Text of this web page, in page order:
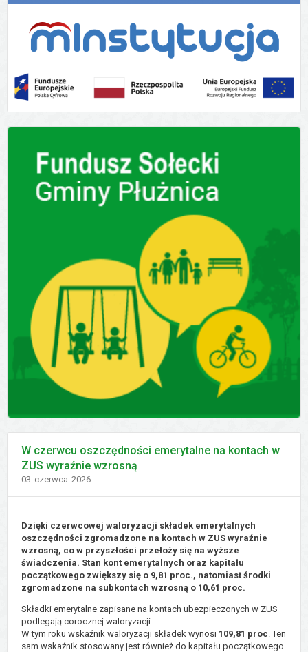
W czerwcu oszczędności emerytalne na kontach w
ZUS wyraźnie wzrosną
Dodano
03 czerwca 2026
Dzięki czerwcowej waloryzacji składek emerytalnych
oszczędności zgromadzone na kontach w ZUS wyraźnie
wzrosną, co w przyszłości przełoży się na wyższe
świadczenia. Stan kont emerytalnych oraz kapitału
początkowego zwiększy się o 9,81 proc., natomiast środki
zgromadzone na subkontach wzrosną o 10,61 proc.
Składki emerytalne zapisane na kontach ubezpieczonych w ZUS
podlegają corocznej waloryzacji.
W tym roku wskaźnik waloryzacji składek wynosi 109,81 proc . Ten
sam wskaźnik stosowany jest również do kapitału początkowego